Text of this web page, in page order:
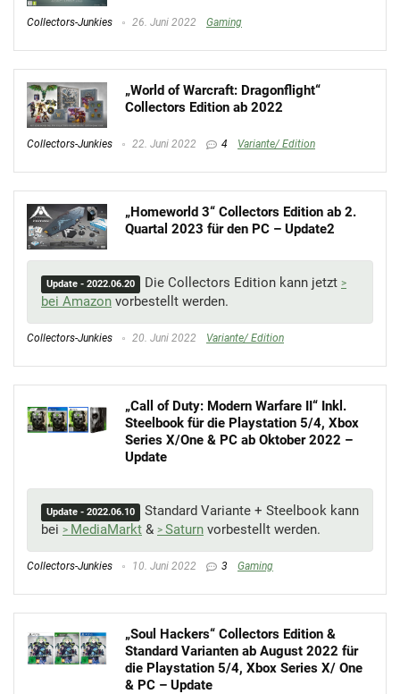
Collectors-Junkies 26. Juni 2022 Gaming
„World of Warcraft: Dragonflight“
Collectors Edition ab 2022
Collectors-Junkies 22. Juni 2022 4 Variante/ Edition
„Homeworld 3“ Collectors Edition ab 2.
Quartal 2023 für den PC – Update2
Update - 2022.06.20
Die Collectors Edition kann jetzt
bei Amazon vorbestellt werden.
Collectors-Junkies 20. Juni 2022 Variante/ Edition
„Call of Duty: Modern Warfare II“ Inkl.
Steelbook für die Playstation 5/4, Xbox
Series X/One & PC ab Oktober 2022 –
Update
Update - 2022.06.10
Standard Variante + Steelbook kann
bei
MediaMarkt & Saturn vorbestellt werden.
Collectors-Junkies 10. Juni 2022 3 Gaming
„Soul Hackers“ Collectors Edition &
Standard Varianten ab August 2022 für
die Playstation 5/4, Xbox Series X/ One
& PC – Update